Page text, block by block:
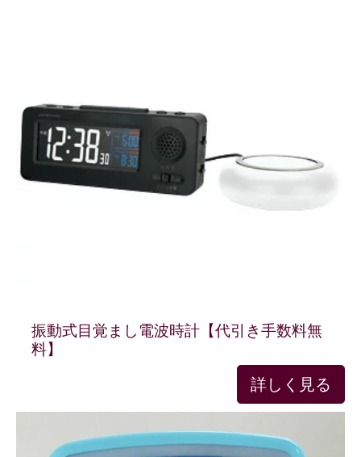
振動式目覚まし電波時計【代引き手数料無
料】
詳しく見る